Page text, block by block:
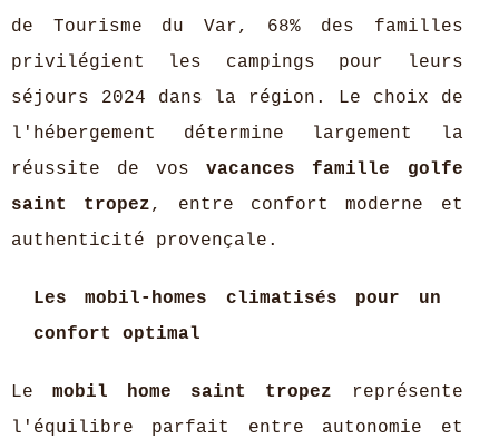
de Tourisme du Var, 68% des familles
privilégient les campings pour leurs
séjours 2024 dans la région. Le choix de
l'hébergement détermine largement la
réussite de vosvacances famille golfe
saint tropez, entre confort moderne et
authenticité provençale.
Les mobil-homes climatisés pour un
confort optimal
Lemobil home saint tropez représente
l'équilibre parfait entre autonomie et